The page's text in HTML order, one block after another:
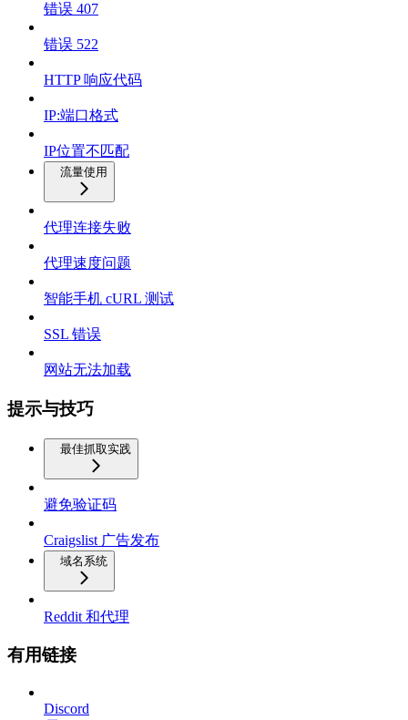
错误 407
错误 522
HTTP 响应代码
IP:端口格式
IP位置不匹配
流量使用
代理连接失败
代理速度问题
智能手机 cURL 测试
SSL 错误
网站无法加载
提示与技巧
最佳抓取实践
避免验证码
Craigslist 广告发布
域名系统
Reddit 和代理
有用链接
Discord